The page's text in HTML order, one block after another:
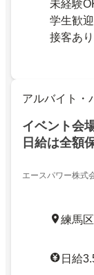
未経験
学生歓迎
接客あり
アルバイト・
イベント会
日給は全額
エースパワー株式
練馬
日給